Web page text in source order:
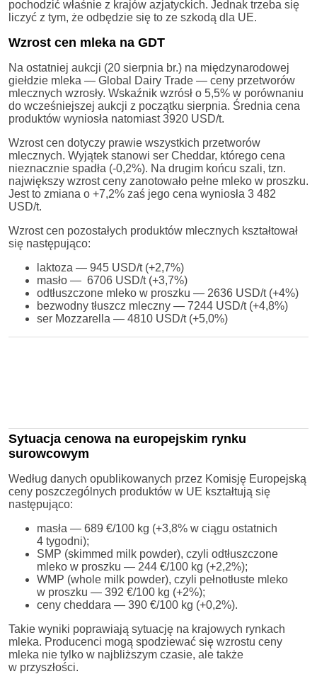
pochodzić właśnie z krajów azjatyckich. Jednak trzeba się
liczyć z tym, że odbędzie się to ze szkodą dla UE.
Wzrost cen mleka na GDT
Na ostatniej aukcji (20 sierpnia br.) na międzynarodowej
giełdzie mleka — Global Dairy Trade — ceny przetworów
mlecznych wzrosły. Wskaźnik wzrósł o 5,5% w porównaniu
do wcześniejszej aukcji z początku sierpnia. Średnia cena
produktów wyniosła natomiast 3920 USD/t.
Wzrost cen dotyczy prawie wszystkich przetworów
mlecznych. Wyjątek stanowi ser Cheddar, którego cena
nieznacznie spadła (-0,2%). Na drugim końcu szali, tzn.
największy wzrost ceny zanotowało pełne mleko w proszku.
Jest to zmiana o +7,2% zaś jego cena wyniosła 3 482
USD/t.
Wzrost cen pozostałych produktów mlecznych kształtował
się następująco:
laktoza — 945 USD/t (+2,7%)
masło — 6706 USD/t (+3,7%)
odtłuszczone mleko w proszku — 2636 USD/t (+4%)
bezwodny tłuszcz mleczny — 7244 USD/t (+4,8%)
ser Mozzarella — 4810 USD/t (+5,0%)
Sytuacja cenowa na europejskim rynku
surowcowym
Według danych opublikowanych przez Komisję Europejską
ceny poszczególnych produktów w UE kształtują się
następująco:
masła — 689 €/100 kg (+3,8% w ciągu ostatnich
4 tygodni);
SMP (skimmed milk powder), czyli odtłuszczone
mleko w proszku — 244 €/100 kg (+2,2%);
WMP (whole milk powder), czyli pełnotłuste mleko
w proszku — 392 €/100 kg (+2%);
ceny cheddara — 390 €/100 kg (+0,2%).
Takie wyniki poprawiają sytuację na krajowych rynkach
mleka. Producenci mogą spodziewać się wzrostu ceny
mleka nie tylko w najbliższym czasie, ale także
w przyszłości.